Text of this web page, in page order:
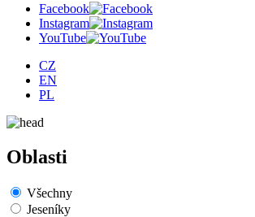
Facebook
Instagram
YouTube
CZ
EN
PL
Oblasti
Všechny
Jeseníky